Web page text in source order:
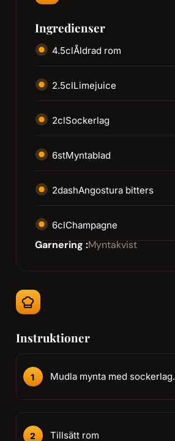
Ingredienser
4.5clÅldrad rom
2.5clLimejuice
2clSockerlag
6stMyntablad
2dashAngostura bitters
6clChampagne
Garnering :Myntakvist
Instruktioner
Mudla mynta med sockerlag.
Tillsätt rom